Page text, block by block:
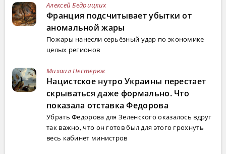
Алексей Бедрицких
Франция подсчитывает убытки от
аномальной жары
Пожары нанесли серьёзный удар по экономике
целых регионов
Михаил Нестерюк
Нацистское нутро Украины перестает
скрываться даже формально. Что
показала отставка Федорова
Убрать Федорова для Зеленского оказалось вдруг
так важно, что он готов был для этого грохнуть
весь кабинет министров